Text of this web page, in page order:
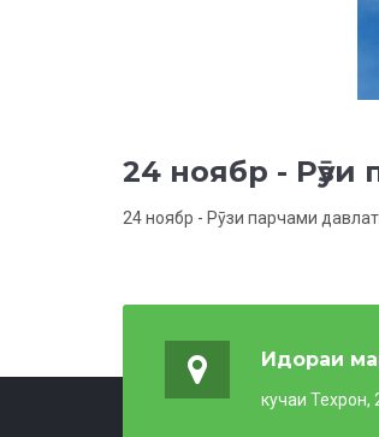
24 ноябр -
24 ноябр - Рӯзи парчами
Идораи
кучаи Техрон,